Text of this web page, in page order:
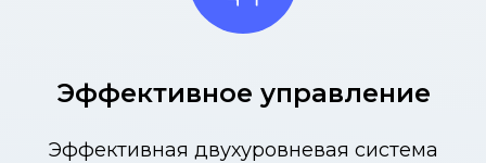
Эффективное управление
Эффективная двухуровневая система